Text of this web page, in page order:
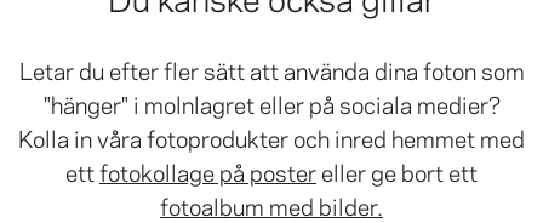
Letar du efter fler sätt att använda dina foton som
"hänger" i molnlagret eller på sociala medier?
Kolla in våra fotoprodukter och inred hemmet med
ettfotokollage på postereller ge bort ett
fotoalbum med bilder.